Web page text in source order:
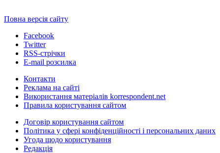
Повна версія сайту
Facebook
Twitter
RSS-стрічки
E-mail розсилка
Контакти
Реклама на сайті
Використання матеріалів korrespondent.net
Правила користування сайтом
Договір користування сайтом
Політика у сфері конфіденційності і персональних даних
Угода щодо користування
Редакція